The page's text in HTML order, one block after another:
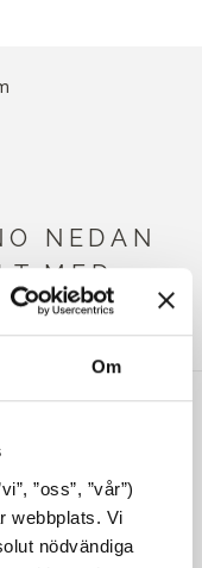
Om
”oss”, ”vår”)
webbplats. Vi
nödvändiga
NEDAN
MED
MOHAIR